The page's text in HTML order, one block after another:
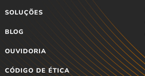
SOLUÇÕES
BLOG
OUVIDORIA
CÓDIGO DE ÉTICA